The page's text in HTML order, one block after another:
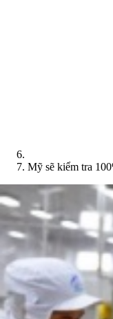
Mỹ sẽ kiểm tra